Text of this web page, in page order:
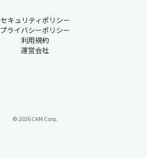
セキュリティポリシー
プライバシーポリシー
利用規約
運営会社
© 2026 CAM Corp.